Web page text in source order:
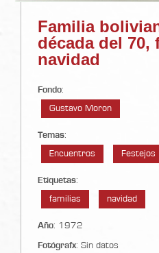
Familia
década del 70,
navidad
Fondo:
Gustavo Moron
Temas:
Encuentros
Festejos
Etiquetas:
familias
navidad
Año: 1972
Fotógrafx: Sin datos